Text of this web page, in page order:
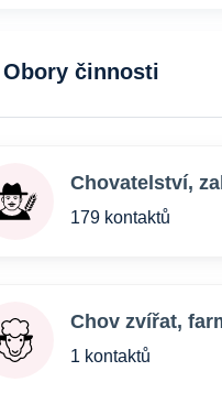
Obory činnosti
Chovatelství,
179 kontaktů
Chov zvířat,
1 kontaktů